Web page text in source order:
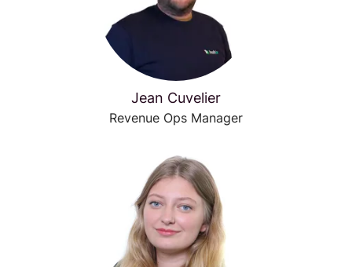
Jean Cuvelier
Revenue Ops Manager